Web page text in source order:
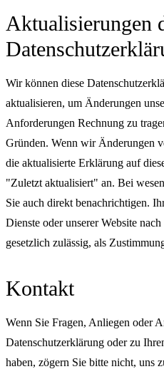
Aktualisierungen
Wir können diese
aktualisieren, um Änderungen
Anforderungen Rechnung zu
Gründen. Wenn wir Änderungen
die aktualisierte Erklärung auf
"Zuletzt aktualisiert" an. Bei
Sie auch direkt benachrichtigen.
Dienste oder unserer Website
gesetzlich zulässig, als
Kontakt
Wenn Sie Fragen, Anliegen oder
Datenschutzerklärung oder zu
haben, zögern Sie bitte nicht, uns